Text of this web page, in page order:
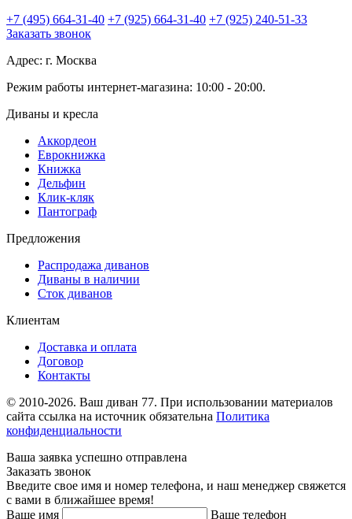
+7 (495) 664-31-40 +7 (925) 664-31-40 +7 (925) 240-51-33
Заказать звонок
Адрес: г. Москва
Режим работы интернет-магазина: 10:00 - 20:00.
Диваны и кресла
Аккордеон
Еврокнижка
Книжка
Дельфин
Клик-кляк
Пантограф
Предложения
Распродажа диванов
Диваны в наличии
Сток диванов
Клиентам
Доставка и оплата
Договор
Контакты
© 2010-2026. Ваш диван 77. При использовании материалов
сайта ссылка на источник обязательна Политика
конфиденциальности
Ваша заявка успешно отправлена
Заказать звонок
Введите свое имя и номер телефона, и наш менеджер свяжется
с вами в ближайшее время!
Ваше имя
Ваше телефон